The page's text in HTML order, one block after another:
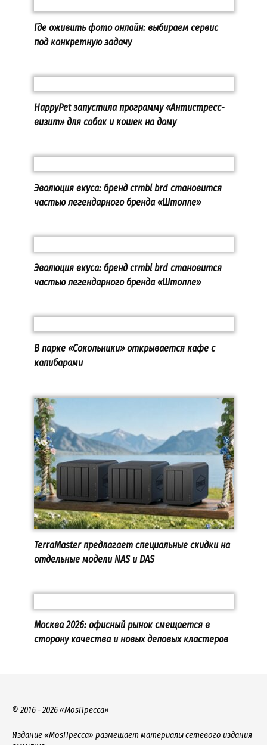
Где оживить фото онлайн: выбираем сервис
под конкретную задачу
HappyPet запустила программу «Антистресс-
визит» для собак и кошек на дому
Эволюция вкуса: бренд crmbl brd становится
частью легендарного бренда «Штолле»
Эволюция вкуса: бренд crmbl brd становится
частью легендарного бренда «Штолле»
В парке «Сокольники» открывается кафе с
капибарами
TerraMaster предлагает специальные скидки на
отдельные модели NAS и DAS
Москва 2026: офисный рынок смещается в
сторону качества и новых деловых кластеров
© 2016 - 2026 «MosПресса»
Издание «MosПресса» размещает материалы сетевого издания